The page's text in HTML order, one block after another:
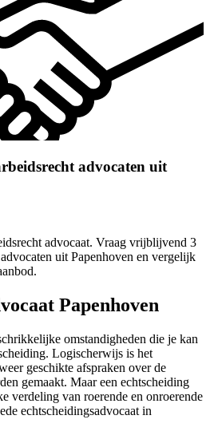
advocaten uit
advocaat. Vraag vrijblijvend 3
uit Papenhoven en vergelijk
Papenhoven
omstandigheden die je kan
Logischerwijs is het
geschikte afspraken over de
gemaakt. Maar een echtscheiding
verdeling van roerende en onroerende
echtscheidingsadvocaat in